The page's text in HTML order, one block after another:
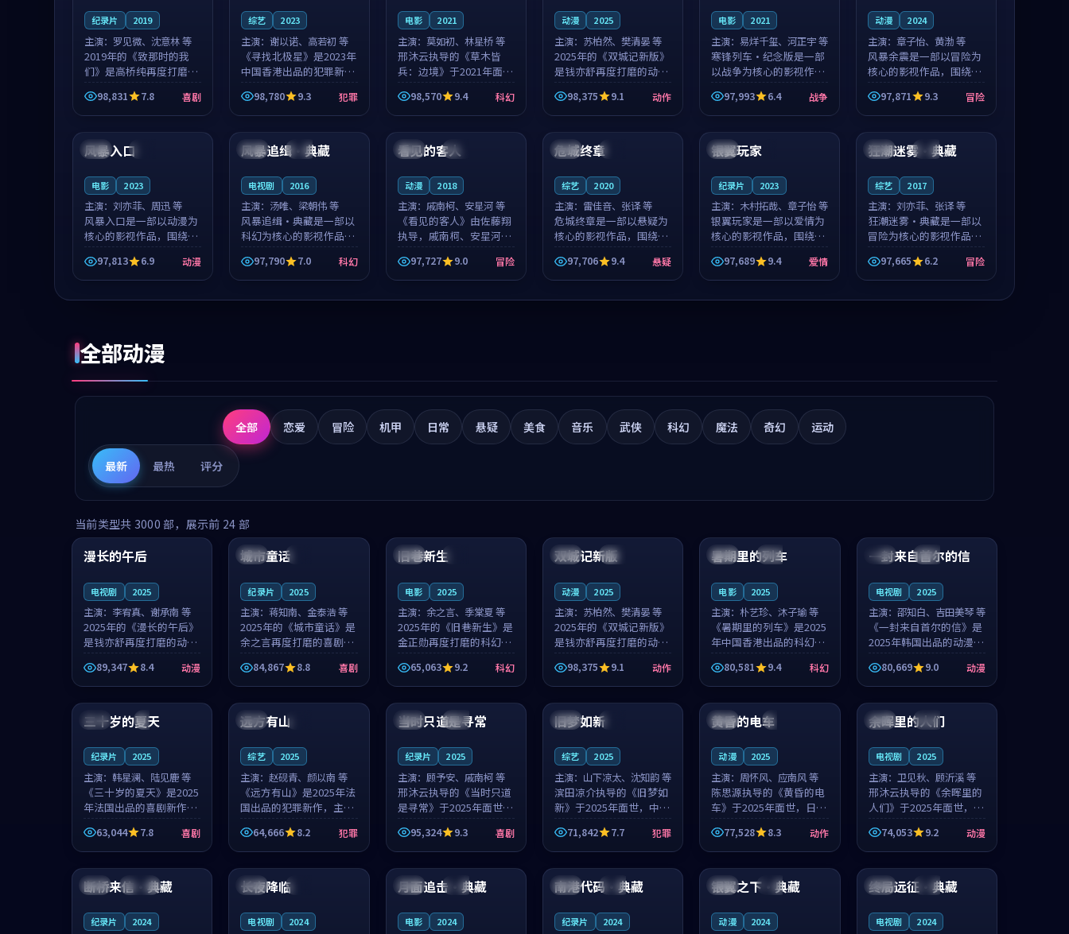
纪录片 2019
主演： 罗见微、沈意林 等
2019年的《致那时的我
们》是高桥纯再度打磨的
喜剧佳作。中国大陆的取
景与都市寓言的氛围相互
成就，罗见微与沈意林的
影片在悬念...
98,831 7.8 喜剧
综艺 2023
主演： 谢以诺、高若初 等
《寻找北极星》是2023年
中国香港出品的犯罪新
作，主创团队希望用公路
冒险的故事让观众停下来
想一想。谢以诺领衔，高
柯的叙事节...
98,780 9.3 犯罪
电影 2021
主演： 莫如初、林星桥 等
邢沐云执导的《草木皆
兵：边境》于2021年面
世，泰国的城市气质与校
园青春的人物心境共同构
筑了影片基调。莫如初、
整部科幻电影...
98,570 9.4 科幻
动漫 2025
主演： 苏柏然、樊清晏 等
2025年的《双城记新版》
是钱亦舒再度打磨的动作
佳作。中国大陆的取景与
沙漠探险的氛围相互成
就，苏柏然与樊清晏的对
片在悬念与...
98,375 9.1 动作
电影 2021
主演： 易烊千玺、河正宇 等
寒锋列车·纪念版是一部
以战争为核心的影视作
品，围绕危机、反转与人
物成长展开，整体节奏紧
凑，值得推荐观看。
97,993 6.4 战争
动漫 2024
主演： 章子怡、黄渤 等
风暴余震是一部以冒险为
核心的影视作品，围绕危
机、反转与人物成长展
开，整体节奏紧凑，值得
推荐观看。
97,871 9.3 冒险
法国
99:39
风暴入口
电影 2023
主演： 刘亦菲、周迅 等
风暴入口是一部以动漫为
核心的影视作品，围绕危
机、反转与人物成长展
开，整体节奏紧凑，值得
推荐观看。
97,813 6.9 动漫
中国 高分
99:49
风暴追缉·典藏
电视剧 2016
主演： 汤唯、梁朝伟 等
风暴追缉·典藏是一部以
科幻为核心的影视作品，
围绕危机、反转与人物成
长展开，整体节奏紧凑，
值得推荐观看。
97,790 7.0 科幻
泰国 完结
99:05
看见的客人
动漫 2018
主演： 戚南柯、安星河 等
《看见的客人》由佐藤翔
执导，戚南柯、安星河领
衔主演，是一部2018年上
映的泰国冒险动漫。影片
以海岸抒情为切入，呈现
一段从初遇到告别都浸着
97,727 9.0 冒险
英国
99:52
危城终章
综艺 2020
主演： 雷佳音、张译 等
危城终章是一部以悬疑为
核心的影视作品，围绕危
机、反转与人物成长展
开，整体节奏紧凑，值得
推荐观看。
97,706 9.4 悬疑
美国
99:50
银翼玩家
纪录片 2023
主演： 木村拓哉、章子怡 等
银翼玩家是一部以爱情为
核心的影视作品，围绕危
机、反转与人物成长展
开，整体节奏紧凑，值得
推荐观看。
97,689 9.4 爱情
中国 高分
99:56
狂潮迷雾·典藏
综艺 2017
主演： 刘亦菲、张译 等
狂潮迷雾·典藏是一部以
冒险为核心的影视作品，
围绕危机、反转与人物成
长展开，整体节奏紧凑，
值得推荐观看。
97,665 6.2 冒险
全部动漫
全部 恋爱 冒险 机甲 日常 悬疑 美食 音乐 武侠 科幻 魔法 奇幻 运动
最新 最热 评分
当前类型共 3000 部，展示前 24 部
中国 高分
99:16
漫长的午后
电视剧 2025
主演： 李宥真、谢承南 等
2025年的《漫长的午后》
是钱亦舒再度打磨的动漫
佳作。中国大陆的取景与
海岛日常的氛围相互成
就，李宥真与谢承南的对
手戏自然克制，让整部影
片在悬念与...
89,347 8.4 动漫
美国
城市童话
纪录片 2025
主演：蒋知南、金泰浩 等
2025年的《城市童话》是
余之言再度打磨的喜剧佳
作。美国的取景与历史战
争的氛围相互成就，蒋知
南与金泰浩的对手戏自然
克制，让整部影片在悬念
与温度之...
84,867 8.8 喜剧
英国
旧巷新生
电影 2025
主演： 余之言、季棠夏 等
2025年的《旧巷新生》是
金正勋再度打磨的科幻佳
作。英国的取景与雨夜物
语的氛围相互成就，余之
言与季棠夏的对手戏自然
克制，让整部影片在悬念
与温度之...
65,063 9.2 科幻
中国 独播
双城记新版
动漫 2025
主演： 苏柏然、樊清晏 等
2025年的《双城记新版》
是钱亦舒再度打磨的动作
佳作。中国大陆的取景与
沙漠探险的氛围相互成
就，苏柏然与樊清晏的对
手戏自然克制，让整部影
片在悬念与...
98,375 9.1 动作
中国 杜比
暑期里的列车
电影 2025
主演：朴艺珍、沐子瑜 等
《暑期里的列车》是2025
年中国香港出品的科幻新
作，主创团队希望用城市
夜归人的故事让观众停下
来想一想。朴艺珍领衔，
沐子瑜担任重要角色，郑
书延的叙...
80,581 9.4 科幻
韩国 热播
一封来自首尔的信
电视剧 2025
主演： 邵知白、吉田美琴 等
《一封来自首尔的信》是
2025年韩国出品的动漫新
作，主创团队希望用高考
往事的故事让观众停下来
想一想。邵知白领衔，吉
田美琴担任重要角色，谢
承南的叙...
80,669 9.0 动漫
法国 4K
99:12
三十岁的夏天
纪录片 2025
主演： 韩星澜、陆见鹿 等
《三十岁的夏天》是2025
年法国出品的喜剧新作，
主创团队希望用深夜电台
的故事让观众停下来想一
想。韩星澜领衔，陆见鹿
担任重要角色，山田纯一
的叙事节...
63,044 7.8 喜剧
法国
99:48
远方有山
综艺 2025
主演：赵砚青、颜以南 等
《远方有山》是2025年法
国出品的犯罪新作，主创
团队希望用高校追梦的故
事让观众停下来想一想。
赵砚青领衔，颜以南担任
重要角色，山田纯一的叙
事节奏一...
64,666 8.2 犯罪
泰国 杜比
99:32
当时只道是寻常
纪录片 2025
主演： 顾予安、戚南柯 等
邢沐云执导的《当时只道
是寻常》于2025年面世，
泰国的城市气质与母女情
深的人物心境共同构筑了
影片基调。顾予安、戚南
柯用细腻的表演撑起整部
喜剧电影...
95,324 9.3 喜剧
中国
99:08
旧梦如新
综艺 2025
主演： 山下凉太、沈知韵 等
滨田凉介执导的《旧梦如
新》于2025年面世，中国
台湾的城市气质与异国相
遇的人物心境共同构筑了
影片基调。山下凉太、沈
知韵用细腻的表演撑起整
部犯罪电...
71,842 7.7 犯罪
日本 4K
99:20
黄昏的电车
动漫 2025
主演：周怀风、应南风 等
陈思源执导的《黄昏的电
车》于2025年面世，日本
的城市气质与渔村故事的
人物心境共同构筑了影片
基调。周怀风、应南风用
细腻的表演撑起整部动作
电影，剧...
77,528 8.3 动作
泰国 完结
99:56
余晖里的人们
电视剧 2025
主演： 卫见秋、顾沂溪 等
邢沐云执导的《余晖里的
人们》于2025年面世，泰
国的城市气质与小镇生活
的人物心境共同构筑了影
片基调。卫见秋、顾沂溪
用细腻的表演撑起整部动
漫电影，...
74,053 9.2 动漫
美国 连载中
95:20
断桥来信·典藏
纪录片 2024
美国
99:10
长夜降临
电视剧 2024
日本 完结
99:27
月面追击·典藏
电影 2024
法国 院线
99:39
南港代码·典藏
纪录片 2024
中国 高分
98:04
银翼之下·典藏
动漫 2024
英国 杜比
99:00
终局远征·典藏
电视剧 2024